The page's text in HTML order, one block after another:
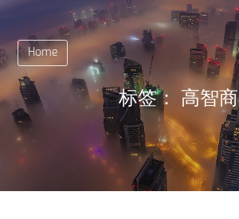
Home
标签： 高智商